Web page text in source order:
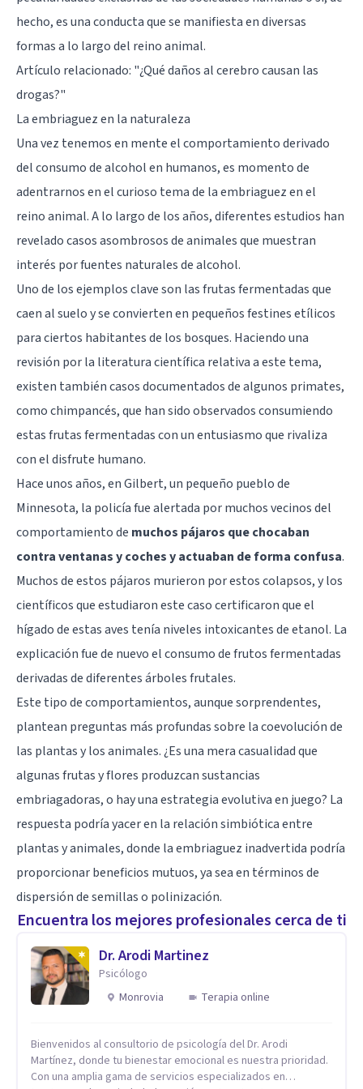
hecho, es una conducta que se manifiesta en diversas
formas a lo largo del reino animal.
Artículo relacionado: "¿Qué daños al cerebro causan las
drogas?"
La embriaguez en la naturaleza
Una vez tenemos en mente el comportamiento derivado
del consumo de alcohol en humanos, es momento de
adentrarnos en el curioso tema de la embriaguez en el
reino animal. A lo largo de los años, diferentes estudios han
revelado casos asombrosos de animales que muestran
interés por fuentes naturales de alcohol.
Uno de los ejemplos clave son las frutas fermentadas que
caen al suelo y se convierten en pequeños festines etílicos
para ciertos habitantes de los bosques. Haciendo una
revisión por la literatura científica relativa a este tema,
existen también casos documentados de algunos primates,
como chimpancés, que han sido observados consumiendo
estas frutas fermentadas con un entusiasmo que rivaliza
con el disfrute humano.
Hace unos años, en Gilbert, un pequeño pueblo de
Minnesota, la policía fue alertada por muchos vecinos del
comportamiento de muchos pájaros que chocaban
contra ventanas y coches y actuaban de forma confusa.
Muchos de estos pájaros murieron por estos colapsos, y los
científicos que estudiaron este caso certificaron que el
hígado de estas aves tenía niveles intoxicantes de etanol. La
explicación fue de nuevo el consumo de frutos fermentadas
derivadas de diferentes árboles frutales.
Este tipo de comportamientos, aunque sorprendentes,
plantean preguntas más profundas sobre la coevolución de
las plantas y los animales. ¿Es una mera casualidad que
algunas frutas y flores produzcan sustancias
embriagadoras, o hay una estrategia evolutiva en juego? La
respuesta podría yacer en la relación simbiótica entre
plantas y animales, donde la embriaguez inadvertida podría
proporcionar beneficios mutuos, ya sea en términos de
dispersión de semillas o polinización.
Encuentra los mejores profesionales cerca de ti
Dr. Arodi Martinez
Psicólogo
Monrovia
Terapia online
Bienvenidos al consultorio de psicología del Dr. Arodi
Martínez, donde tu bienestar emocional es nuestra prioridad.
Con una amplia gama de servicios especializados en